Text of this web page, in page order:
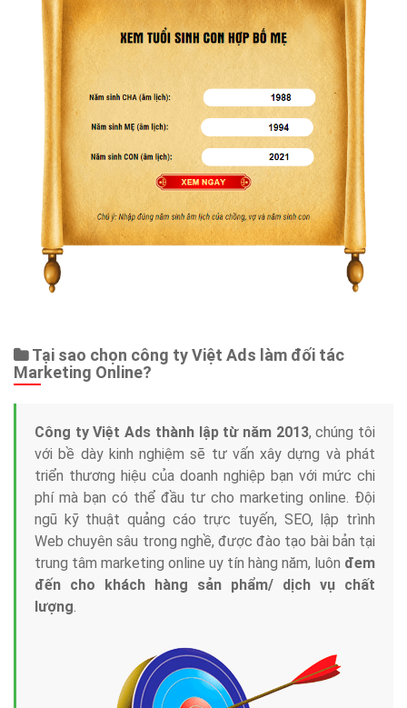
Tại sao chọn công ty Việt Ads làm đối tác
Marketing Online?
Công ty Việt Ads thành lập từ năm 2013, chúng tôi
với bề dày kinh nghiệm sẽ tư vấn xây dựng và phát
triển thương hiệu của doanh nghiệp bạn với mức chi
phí mà bạn có thể đầu tư cho marketing online. Đội
ngũ kỹ thuật quảng cáo trực tuyến, SEO, lập trình
Web chuyên sâu trong nghề, được đào tạo bài bản tại
trung tâm marketing online uy tín hàng năm, luôn đem
đến cho khách hàng sản phẩm/ dịch vụ chất
lượng.